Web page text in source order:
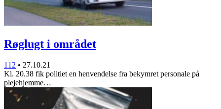
Røglugt i området
112 • 27.10.21
Kl. 20.38 fik politiet en henvendelse fra bekymret personale på
plejehjemme…